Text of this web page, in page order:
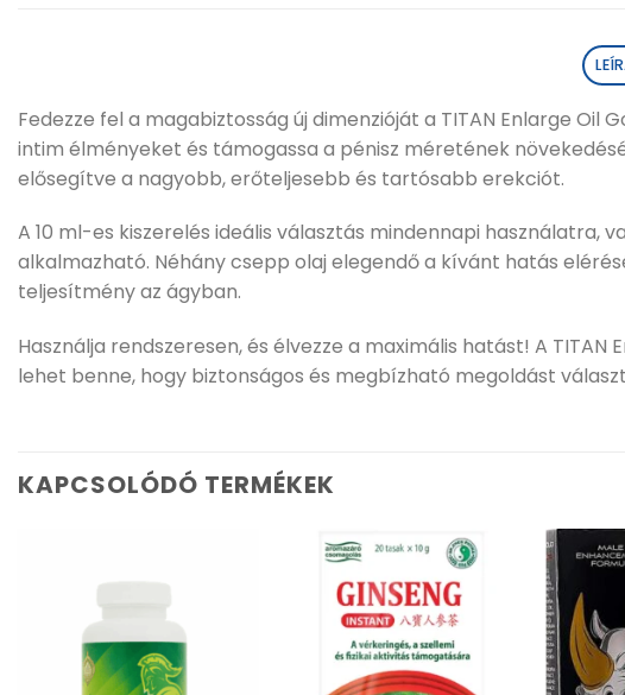
Fedezze fel a magabiztosság új dimenzióját a TITAN Enlarge
intim élményeket és támogassa a pénisz méretének
elősegítve a nagyobb, erőteljesebb és tartósabb erekciót.
A 10 ml-es kiszerelés ideális választás mindennapi használatra,
alkalmazható. Néhány csepp olaj elegendő a kívánt hatás
teljesítmény az ágyban.
Használja rendszeresen, és élvezze a maximális hatást! A
lehet benne, hogy biztonságos és megbízható megoldást
KAPCSOLÓDÓ TERMÉKEK
adás
Kívánságlistához
adás